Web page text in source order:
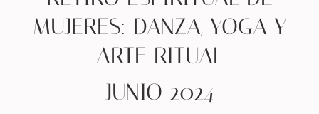
MUJERES: DANZA, YOGA Y
ARTE RITUAL
JUNIO 2024